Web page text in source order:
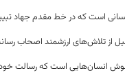
است که در خط مقدم جهاد
از تلاش‌های ارزشمند اصحاب
انسان‌هایی است که رسالت